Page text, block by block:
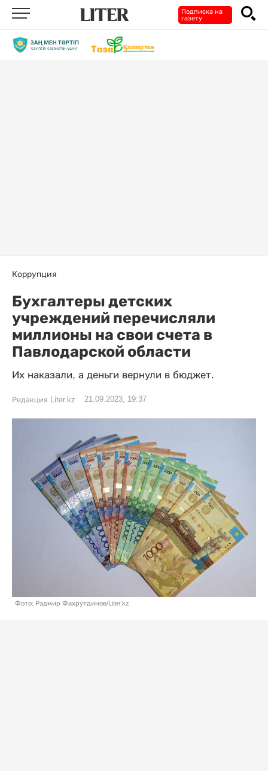
Подписка на
газету
Коррупция
Бухгалтеры детских
учреждений перечисляли
миллионы на свои счета в
Павлодарской области
Их наказали, а деньги вернули в бюджет.
Редакция Liter.kz 21.09.2023, 19:37
Фото: Радмир Фахрутдинов/Liter.kz